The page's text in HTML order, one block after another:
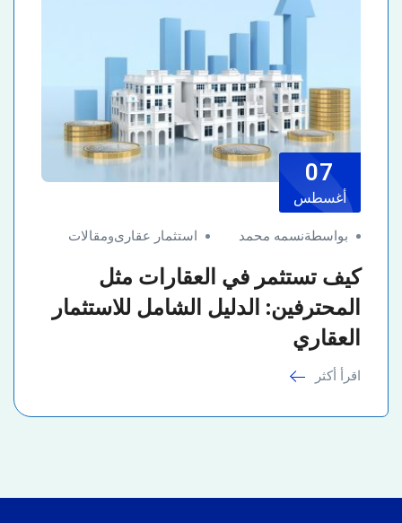
07
أغسطس
بواسطةنسمه محمد استثمار عقارىومقالات
كيف تستثمر في العقارات مثل
المحترفين: الدليل الشامل للاستثمار
العقاري
اقرأ أكثر